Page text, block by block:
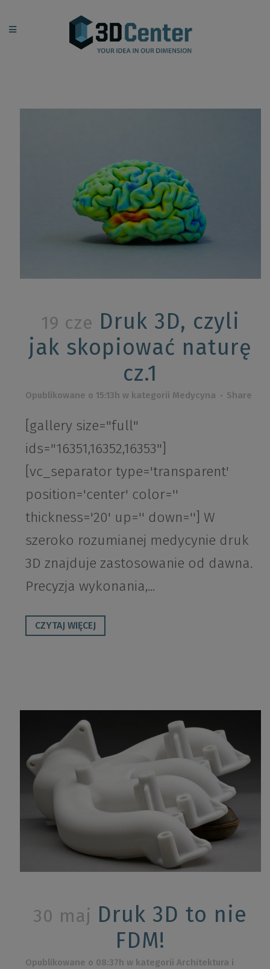
19 cze Druk 3D, czyli
jak skopiować naturę
cz.1
Opublikowane o 15:13h w kategorii Medycyna Share
[gallery size="full"
ids="16351,16352,16353"]
[vc_separator type='transparent'
position='center' color=''
thickness='20' up='' down=''] W
szeroko rozumianej medycynie druk
3D znajduje zastosowanie od dawna.
Precyzja wykonania,...
CZYTAJ WIĘCEJ
30 maj Druk 3D to nie
FDM!
Opublikowane o 08:37h w kategoriiArchitektura i